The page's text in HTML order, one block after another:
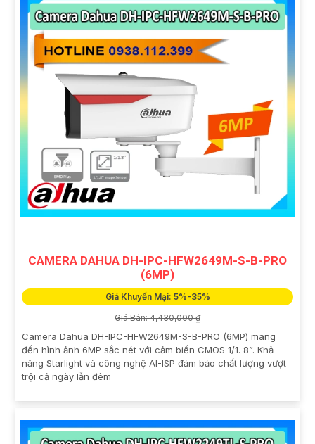
CAMERA DAHUA DH-IPC-HFW2649M-S-B-PRO
(6MP)
Giá Khuyến Mại: 5%-35%
Giá Bán: 4,430,000 ₫
Camera Dahua DH-IPC-HFW2649M-S-B-PRO (6MP) mang
đến hình ảnh 6MP sắc nét với cảm biến CMOS 1/1. 8”. Khả
năng Starlight và công nghệ AI-ISP đảm bảo chất lượng vượt
trội cả ngày lẫn đêm